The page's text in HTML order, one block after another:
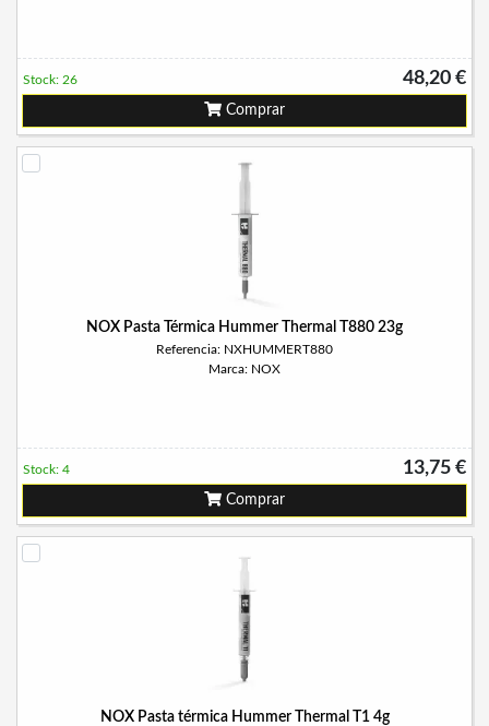
48,20 €
Stock: 26
Comprar
NOX Pasta Térmica Hummer Thermal T880 23g
Referencia: NXHUMMERT880
Marca: NOX
13,75 €
Stock: 4
Comprar
NOX Pasta térmica Hummer Thermal T1 4g